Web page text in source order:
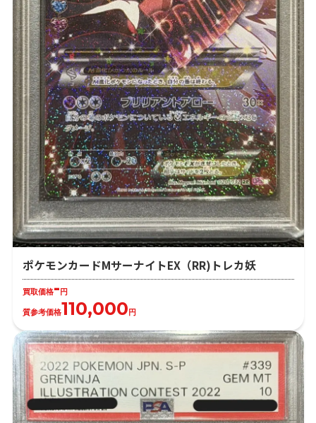
ポケモンカードMサーナイトEX（RR)トレカ妖
買取価格- 円
質参考価格110,000 円